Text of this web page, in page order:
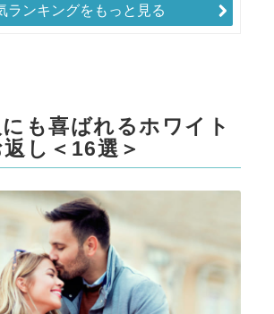
ランキングをもっと見る
も喜ばれるホワイト
し＜16選＞